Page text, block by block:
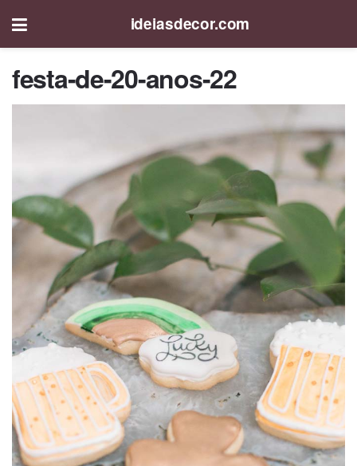
ideiasdecor.com
festa-de-20-anos-22